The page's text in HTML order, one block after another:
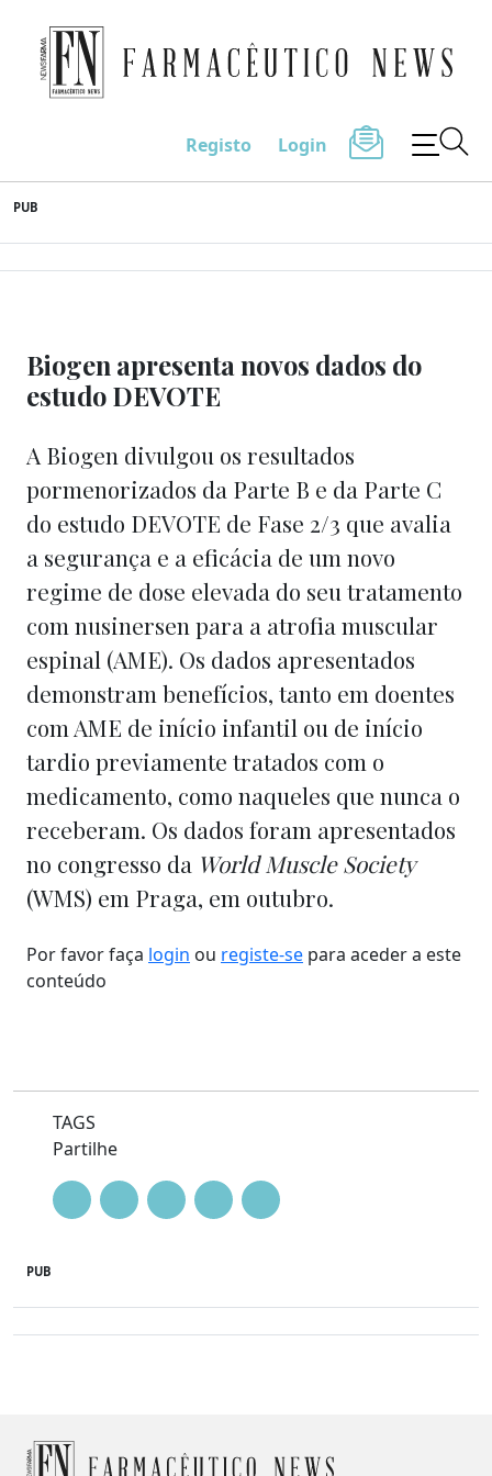
to
content
Farmacêutico News
Registo Login
PUB
Biogen apresenta novos dados do
estudo DEVOTE
A Biogen divulgou os resultados
pormenorizados da Parte B e da Parte C
do estudo DEVOTE de Fase 2/3 que avalia
a segurança e a eficácia de um novo
regime de dose elevada do seu tratamento
com nusinersen para a atrofia muscular
espinal (AME). Os dados apresentados
demonstram benefícios, tanto em doentes
com AME de início infantil ou de início
tardio previamente tratados com o
medicamento, como naqueles que nunca o
receberam. Os dados foram apresentados
no congresso da World Muscle Society
(WMS) em Praga, em outubro.
Por favor faça login ou registe-se para aceder a este
conteúdo
TAGS
Partilhe
PUB